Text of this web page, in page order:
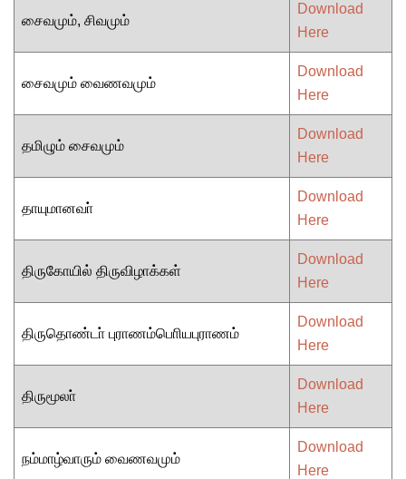
சைவமும், சிவமும்
Download
Here
சைவமும் வைணவமும்
Download
Here
தமிழும் சைவமும்
Download
Here
தாயுமானவா்
Download
Here
திருகோயில் திருவிழாக்கள்
Download
Here
திருதொண்டா் புராணம்பொியபுராணம்
Download
Here
திருமூலா்
Download
Here
நம்மாழ்வாரும் வைணவமும்
Download
Here